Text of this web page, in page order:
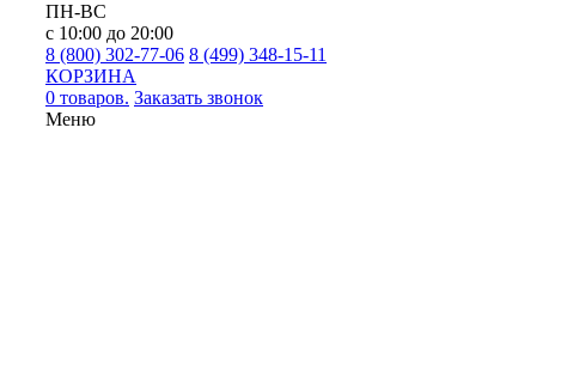
ПН-ВС
с 10:00 до 20:00
8 (800) 302-77-06 8 (499) 348-15-11
КОРЗИНА
0 товаров. Заказать звонок
Меню